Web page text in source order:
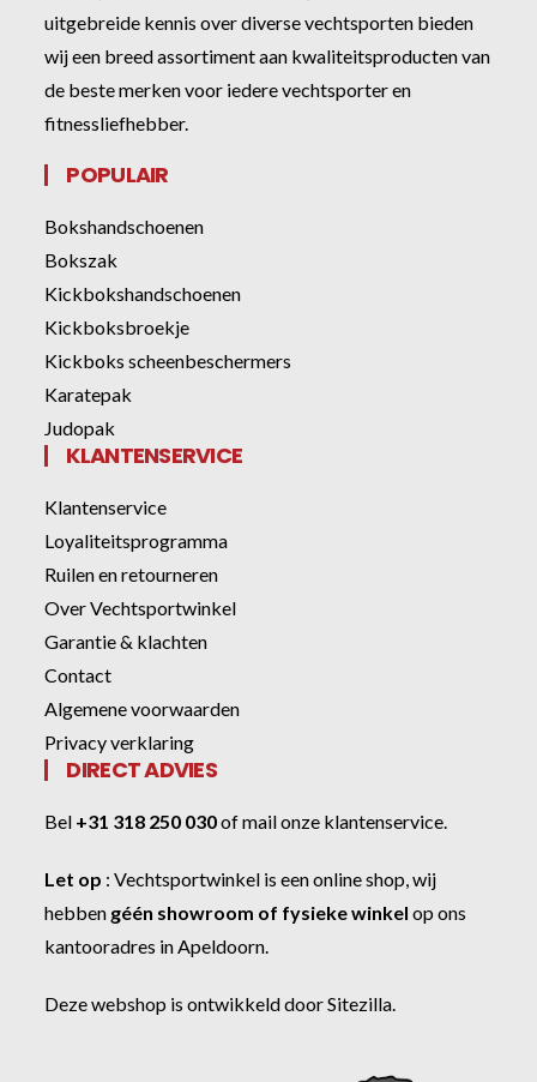
uitgebreide kennis over diverse vechtsporten bieden
wij een breed assortiment aan kwaliteitsproducten van
de beste merken voor iedere vechtsporter en
fitnessliefhebber.
POPULAIR
Bokshandschoenen
Bokszak
Kickbokshandschoenen
Kickboksbroekje
Kickboks scheenbeschermers
Karatepak
Judopak
KLANTENSERVICE
Klantenservice
Loyaliteitsprogramma
Ruilen en retourneren
Over Vechtsportwinkel
Garantie & klachten
Contact
Algemene voorwaarden
Privacy verklaring
DIRECT ADVIES
Bel +31 318 250 030ofmail onze klantenservice.
Let op :Vechtsportwinkel is een online shop, wij
hebben géén showroom of fysieke winkel op ons
kantooradres in Apeldoorn.
Deze webshop is ontwikkeld doorSitezilla.